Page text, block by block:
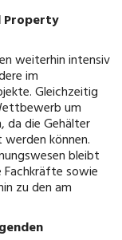
Property
weiterhin intensiv
im
Gleichzeitig
um
da die Gehälter
können.
bleibt
Fachkräfte sowie
zu den am